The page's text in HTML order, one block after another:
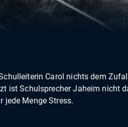
Carol nichts dem
ist Schulsprecher Jaheim nicht
jede Menge Stress.